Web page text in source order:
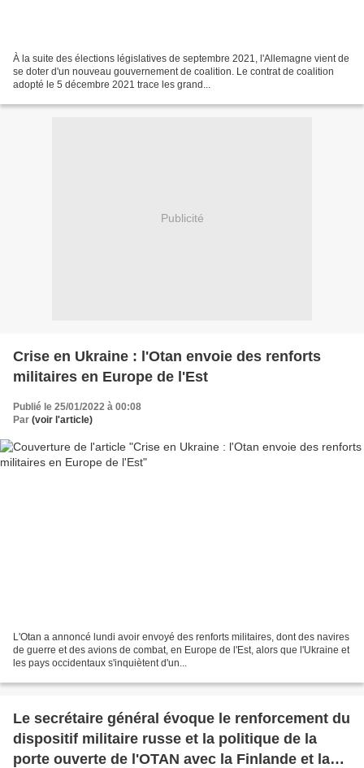
À la suite des élections législatives de septembre 2021, l'Allemagne vient de
se doter d'un nouveau gouvernement de coalition. Le contrat de coalition
adopté le 5 décembre 2021 trace les grand...
Publicité
Crise en Ukraine : l'Otan envoie des renforts
militaires en Europe de l'Est
Publié le 25/01/2022 à 00:08
Par (voir l'article)
L'Otan a annoncé lundi avoir envoyé des renforts militaires, dont des navires
de guerre et des avions de combat, en Europe de l'Est, alors que l'Ukraine et
les pays occidentaux s'inquiètent d'un...
Le secrétaire général évoque le renforcement du
dispositif militaire russe et la politique de la
porte ouverte de l'OTAN avec la Finlande et la